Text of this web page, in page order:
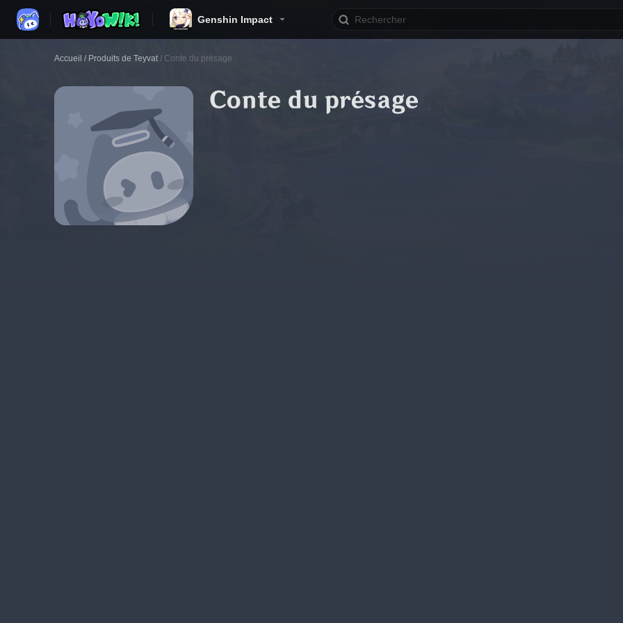
Genshin Impact
Accueil / Produits de Teyvat / Conte du présage
Conte du présage